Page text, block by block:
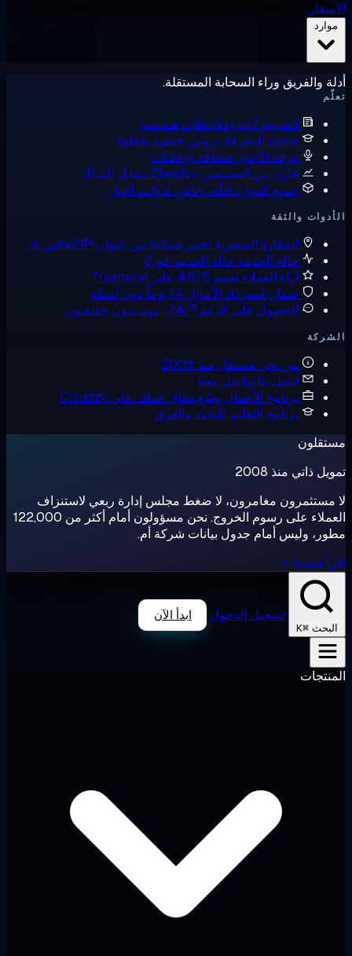
وراء السحابة المستقلة.
أدلة وملاحظات هندسية
المعرفةدروس خطوة بخطوة
الأخبارصحافة وإعلانات
بين المضيفين Cloudzy مقابل البدائل
المواردأدلّة، وثائق، أدوات، أخبار
السحرية اختبر شبكتنا من عنوان IP الخاص بك
الخدمةحالة الخدمة فوريًا
العملاء تقييم 4.6/5 على Trustpilot
استرداد الأموال 14 يوماً دون أسئلة
على الدعم 24/7، مهندسون حقيقيون
نحن
مستقل منذ 2008
بنا
تواصل معنا
الأعمال وسّع نطاق عملك على Cloudzy
التعليمللبحث والفرق
2008
مغامرون، لا ضغط مجلس إدارة ربعي لاستنزاف
العملاء على رسوم الخروج. نحن مسؤولون أمام أكثر من 122,000
أمام جدول بيانات شركة أم.
←
تسجيل الدخول ابدأ الآن